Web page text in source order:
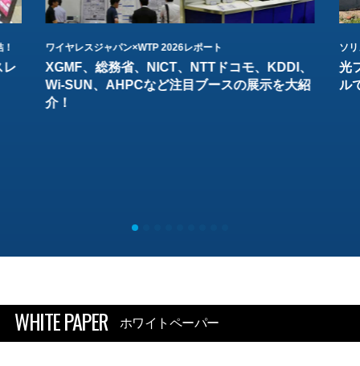
レ
ワイヤレスジャパン×WTP 2026レポート
XGMF、総務省、NICT、NTTドコモ、KDDI、
Wi-SUN、AHPCなど注目ブースの展示を大紹
介！
ソ
光
ル
WHITE PAPER ホワイトペーパー